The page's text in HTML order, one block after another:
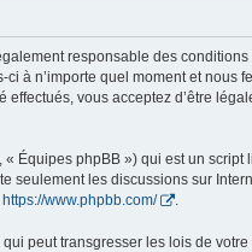
responsable des conditions
à n’importe quel moment et nous
vous acceptez d’être
Équipes phpBB ») qui est un
seulement les discussions sur
https://www.phpbb.com/ .
peut transgresser les lois de